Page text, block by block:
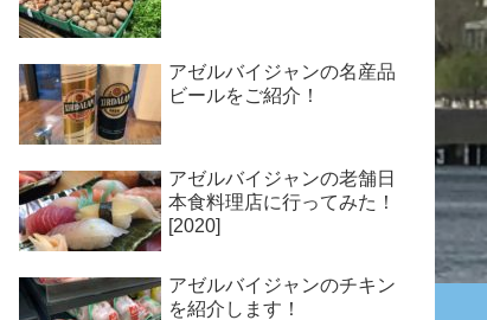
アゼルバイジャンの名産品
ビールをご紹介！
アゼルバイジャンの老舗日
本食料理店に行ってみた！
[2020]
アゼルバイジャンのチキン
を紹介します！